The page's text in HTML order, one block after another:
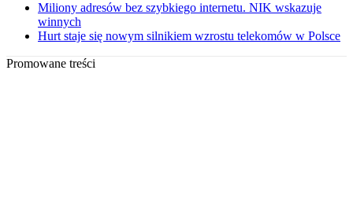
Miliony adresów bez szybkiego internetu. NIK wskazuje
winnych
Hurt staje się nowym silnikiem wzrostu telekomów w Polsce
Promowane treści